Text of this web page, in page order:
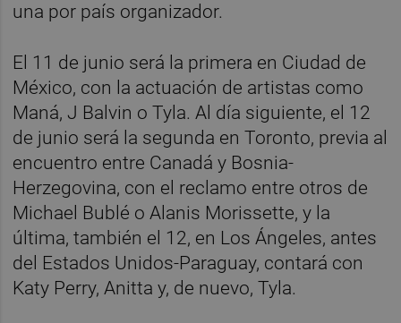
una por país organizador.
El 11 de junio será la primera en Ciudad de
México, con la actuación de artistas como
Maná, J Balvin o Tyla. Al día siguiente, el 12
de junio será la segunda en Toronto, previa al
encuentro entre Canadá y Bosnia-
Herzegovina, con el reclamo entre otros de
Michael Bublé o Alanis Morissette, y la
última, también el 12, en Los Ángeles, antes
del Estados Unidos-Paraguay, contará con
Katy Perry, Anitta y, de nuevo, Tyla.